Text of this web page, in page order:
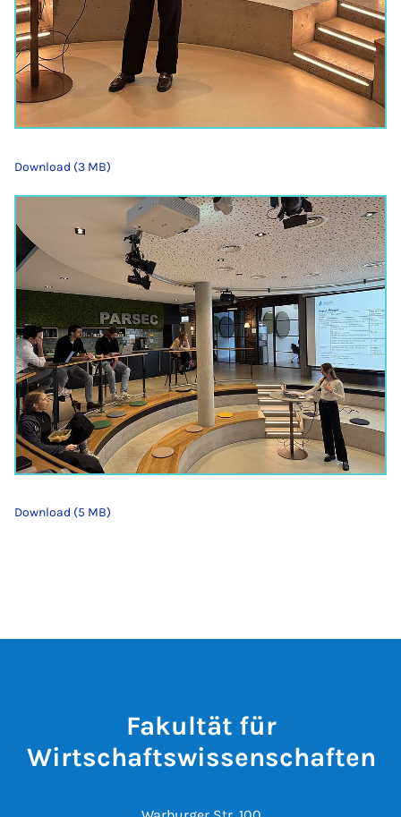
Download (3 MB)
Download (5 MB)
Fakultät für
Wirtschaftswissenschaften